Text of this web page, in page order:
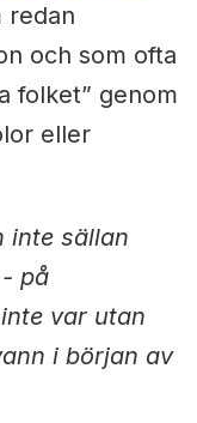
redan
och som ofta
folket” genom
eller
inte sällan
på
var utan
i början av